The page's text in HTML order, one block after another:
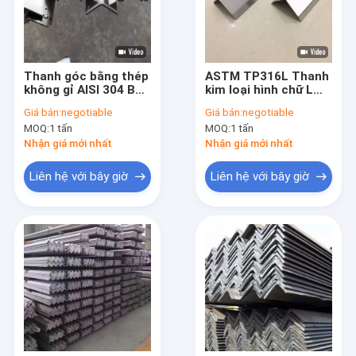
Thanh góc bằng thép
không gỉ AISI 304 Bề
Thanh góc SS
Giá bán:negotiable
MOQ:1 tấn
Nhận giá mới nhất
Liên hệ với bây giờ
ASTM TP316L Thanh
kim loại hình chữ L
kéo nguội
Giá bán:negotiable
MOQ:1 tấn
Nhận giá mới nhất
Liên hệ với bây giờ